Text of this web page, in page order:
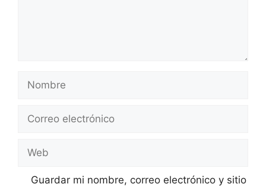
Nombre
Correo
Web
Guardar mi nombre, correo electrónico y sitio